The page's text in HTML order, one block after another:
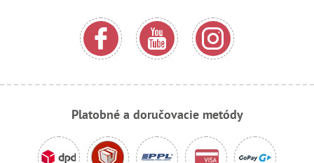
Platobné a doručovacie metódy